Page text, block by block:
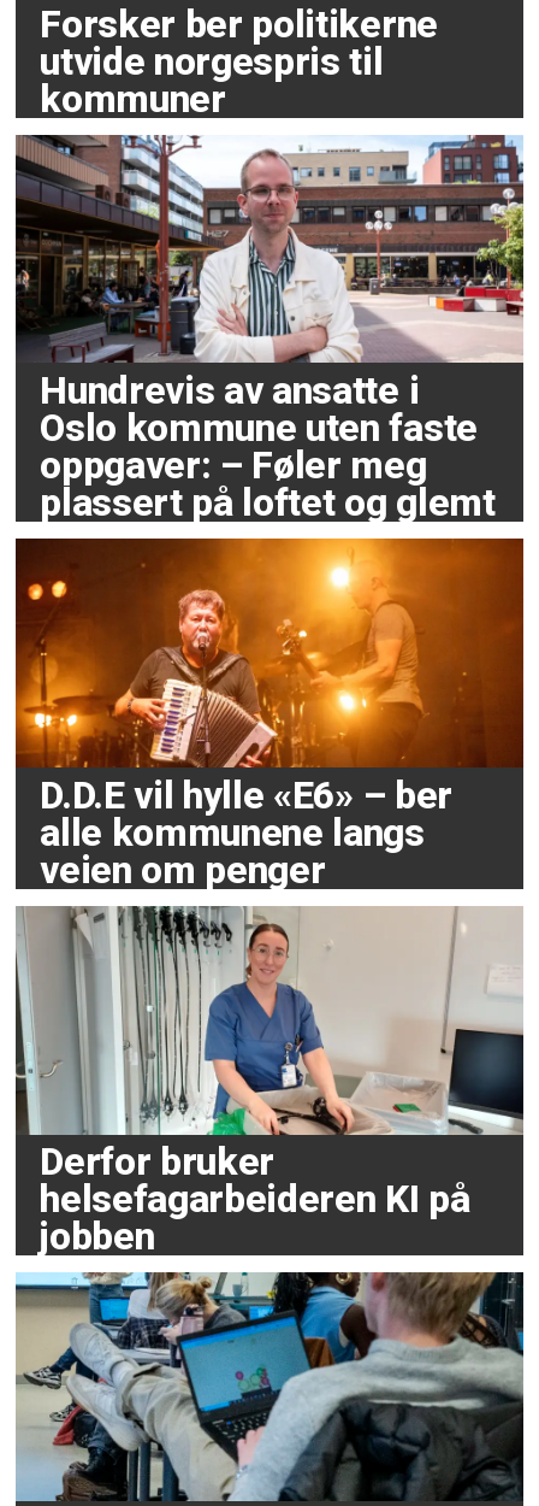
Forsker ber politikerne
utvide norgespris til
kommuner
Hundrevis av ansatte i
Oslo kommune uten faste
oppgaver: – Føler meg
plassert på loftet og glemt
D.D.E vil hylle «E6» – ber
alle kommunene langs
veien om penger
Derfor bruker
helsefagarbeideren KI på
jobben